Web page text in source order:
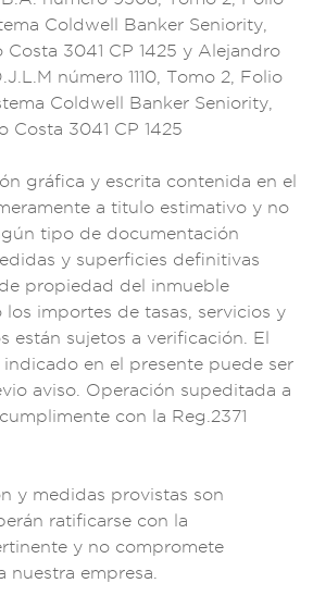
Coldwell Banker Seniority,
Costa 3041 CP 1425 y Alejandro
.J.L.M número 1110, Tomo 2, Folio
Coldwell Banker Seniority,
Costa 3041 CP 1425
gráfica y escrita contenida en el
amente a titulo estimativo y no
tipo de documentación
y superficies definitivas
propiedad del inmueble
los importes de tasas, servicios y
están sujetos a verificación. El
indicado en el presente puede ser
aviso. Operación supeditada a
plimente con la Reg.2371
y medidas provistas son
ratificarse con la
te y no compromete
nuestra empresa.